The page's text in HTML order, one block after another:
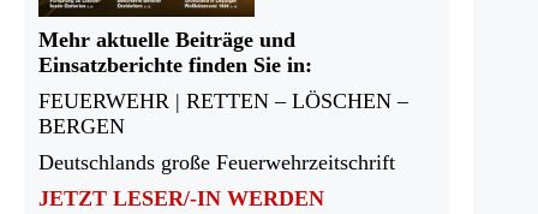
Mehr aktuelle Beiträge und
Einsatzberichte finden Sie in:
FEUERWEHR | RETTEN – LÖSCHEN –
BERGEN
Deutschlands große Feuerwehrzeitschrift
JETZT LESER/-IN WERDEN